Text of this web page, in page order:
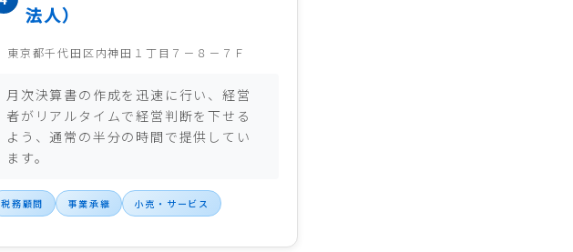
法人）
東京都千代田区内神田１丁目７－８－７Ｆ
月次決算書の作成を迅速に行い、経営
者がリアルタイムで経営判断を下せる
よう、通常の半分の時間で提供してい
ます。
税務顧問 事業承継 小売・サービス